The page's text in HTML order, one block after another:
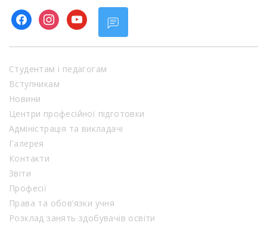
facebookinstagram
youtube
Студентам і педагогам
Вступникам
Новини
Центри професійної підготовки
Адміністрація та викладачі
Галерея
Контакти
Звіти
Професії
Права та обов’язки учня
Розклад занять здобувачів освіти